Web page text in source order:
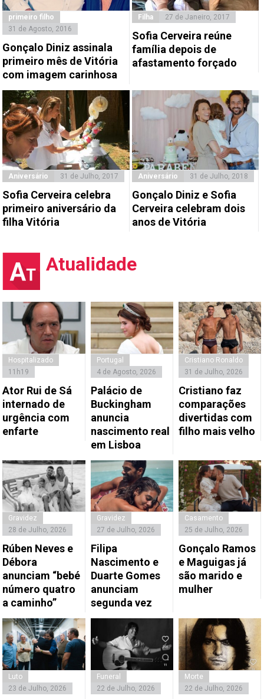
primeiro filho
31 de Agosto, 2016
Gonçalo Diniz assinala
primeiro mês de Vitória
com imagem carinhosa
Filha 27 de Janeiro, 2017
Sofia Cerveira reúne
família depois de
afastamento forçado
Aniversário 31 de Julho, 2017
Sofia Cerveira celebra
primeiro aniversário da
filha Vitória
Aniversário 31 de Julho, 2018
Gonçalo Diniz e Sofia
Cerveira celebram dois
anos de Vitória
Atualidade
Hospitalizado
11h19
Ator Rui de Sá
internado de
urgência com
enfarte
Portugal
4 de Agosto, 2026
Palácio de
Buckingham
anuncia
nascimento real
em Lisboa
Cristiano Ronaldo
31 de Julho, 2026
Cristiano faz
comparações
divertidas com
filho mais velho
Gravidez
28 de Julho, 2026
Rúben Neves e
Débora
anunciam “bebé
número quatro
a caminho”
Gravidez
27 de Julho, 2026
Filipa
Nascimento e
Duarte Gomes
anunciam
segunda vez
Casamento
25 de Julho, 2026
Gonçalo Ramos
e Maguigas já
são marido e
mulher
Luto
23 de Julho, 2026
Funeral
22 de Julho, 2026
Morte
22 de Julho, 2026